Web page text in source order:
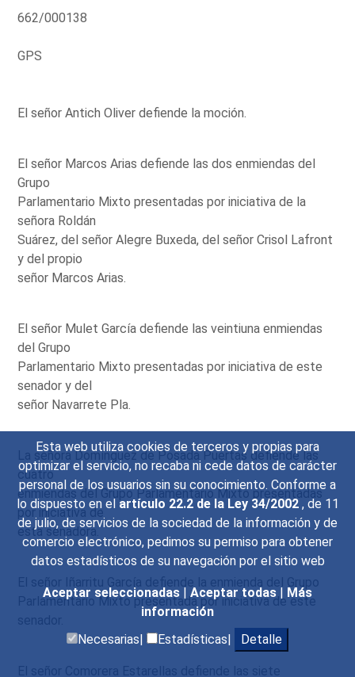
Esta web utiliza cookies de terceros y propias para
optimizar el servicio, no recaba ni cede datos de carácter
personal de los usuarios sin su conocimiento. Conforme a
lo dispuesto en el artículo 22.2 de la Ley 34/2002 , de 11
de julio, de servicios de la sociedad de la información y de
comercio electrónico, pedimos su permiso para obtener
datos estadísticos de su navegación por el sitio web
Aceptar seleccionadas |Aceptar todas| Más
información
Necesarias|
Estadísticas| Detalle
662/000138
GPS
El señor Antich Oliver defiende la moción.
El señor Marcos Arias defiende las dos enmiendas del
Grupo
Parlamentario Mixto presentadas por iniciativa de la
señora Roldán
Suárez, del señor Alegre Buxeda, del señor Crisol Lafront
y del propio
señor Marcos Arias.
El señor Mulet García defiende las veintiuna enmiendas
del Grupo
Parlamentario Mixto presentadas por iniciativa de este
senador y del
señor Navarrete Pla.
La señora Domínguez de Posada Puertas defiende las
cuatro
enmiendas del Grupo Parlamentario Mixto presentadas
por iniciativa de
esta senadora.
El señor Iñarritu García defiende la enmienda del Grupo
Parlamentario Mixto presentada por iniciativa de este
senador.
El señor Comorera Estarellas defiende las siete